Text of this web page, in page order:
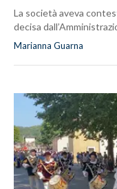
La società aveva
decisa
Marianna Guarna